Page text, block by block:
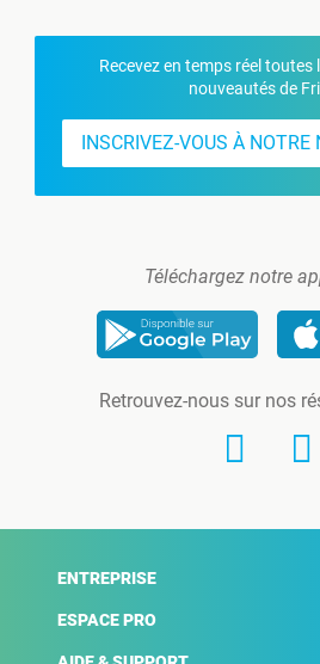
Recevez en temps réel
nouveautés de
INSCRIVEZ-VOUS À
Téléchargez notre
Retrouvez-nous sur nos
ENTREPRISE
ESPACE PRO